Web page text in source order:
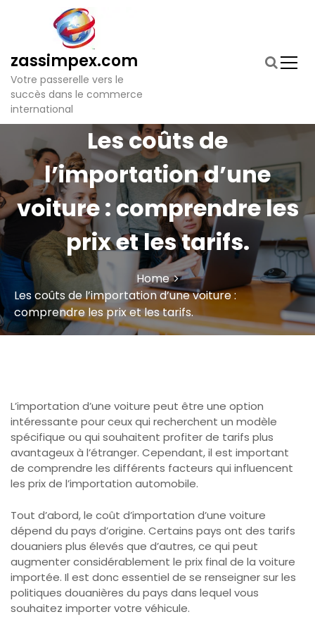
n
t
zassimpex.com
Votre passerelle vers le
succès dans le commerce
international
Les coûts de
l’importation d’une
voiture : comprendre les
prix et les tarifs.
Home
Les coûts de l’importation d’une voiture :
comprendre les prix et les tarifs.
L’importation d’une voiture peut être une option
intéressante pour ceux qui recherchent un modèle
spécifique ou qui souhaitent profiter de tarifs plus
avantageux à l’étranger. Cependant, il est important
de comprendre les différents facteurs qui influencent
les prix de l’importation automobile.
Tout d’abord, le coût d’importation d’une voiture
dépend du pays d’origine. Certains pays ont des tarifs
douaniers plus élevés que d’autres, ce qui peut
augmenter considérablement le prix final de la voiture
importée. Il est donc essentiel de se renseigner sur les
politiques douanières du pays dans lequel vous
souhaitez importer votre véhicule.